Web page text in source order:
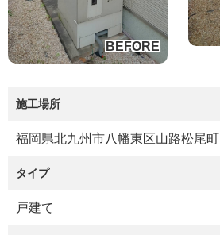
施工場所
福岡県北九州市八幡東区山路松尾町
タイプ
戸建て